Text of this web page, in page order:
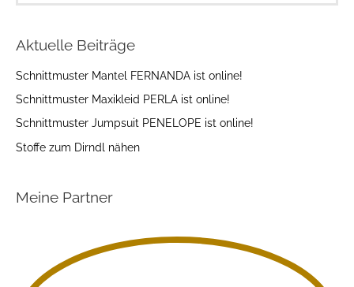
Aktuelle Beiträge
Schnittmuster Mantel FERNANDA ist online!
Schnittmuster Maxikleid PERLA ist online!
Schnittmuster Jumpsuit PENELOPE ist online!
Stoffe zum Dirndl nähen
Meine Partner